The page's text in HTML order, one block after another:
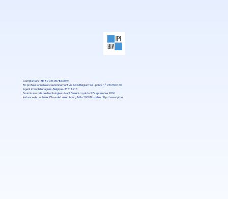
Compte tiers : BE 87 736 05786 3594
RC professionnelle et cautionnement via AXA Belgium SA - police n° 730.390.160
Agent immobilier agréé -Belgique- IPI 511.716
Soumis au code de déontologie suivant l’arrété royal du 27 septembre 2006
Instance de contrôle : IPI rue de Luxembourg 16 b- 1000 Bruxelles http://www.ipi.be